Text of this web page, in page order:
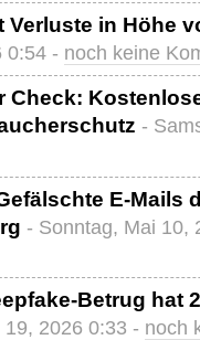
in Höhe
0:54 - noch keine
Check:
-
E-Mails
- Sonntag, Mai 10,
Betrug hat
2026 0:33 - noch